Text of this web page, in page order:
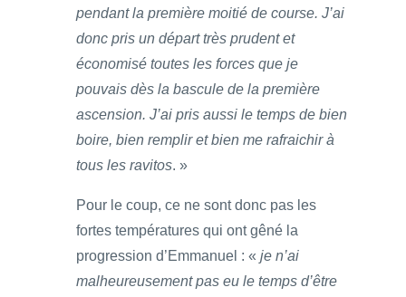
pendant la première moitié de course. J’ai
donc pris un départ très prudent et
économisé toutes les forces que je
pouvais dès la bascule de la première
ascension. J’ai pris aussi le temps de bien
boire, bien remplir et bien me rafraichir à
tous les ravitos. »
Pour le coup, ce ne sont donc pas les
fortes températures qui ont gêné la
progression d’Emmanuel : « je n’ai
malheureusement pas eu le temps d’être